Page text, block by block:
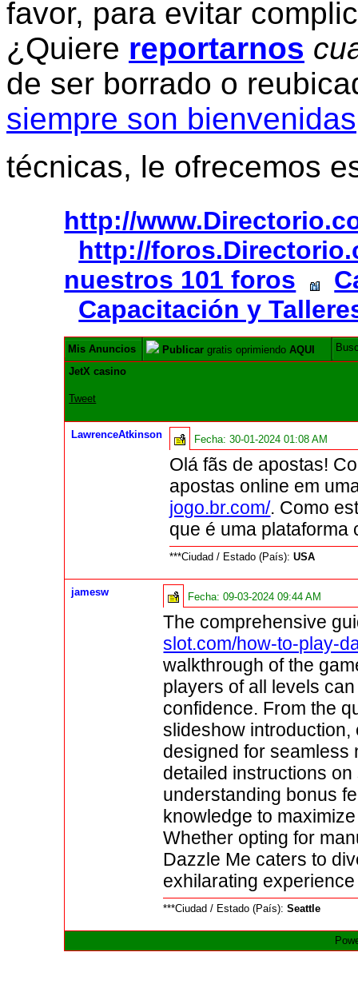
favor, para evitar
¿Quiere reportarnos
de ser borrado o
siempre son bienvenidas
técnicas, le ofrecemos
http://
http://
nuestros 101 foros
Capacitación y
Mis Anuncios Publicar gratis oprimiendoAQUI
JetX casino
Tweet
LawrenceAtkinson Fecha:30-01-2024 01:08 AM
Olá fãs de apostas!
apostas online em
jogo.br.com/. Como
que é uma plataforma
***Ciudad / Estado (País):USA
jamesw Fecha:09-03-2024 09:44 AM
The comprehensive
slot.com/how-to-play-
walkthrough of the
players of all levels
confidence. From the
slideshow
designed for seamless
detailed instructions
understanding bonus
knowledge to
Whether opting for
Dazzle Me caters to
exhilarating
***Ciudad / Estado (País):Seattle